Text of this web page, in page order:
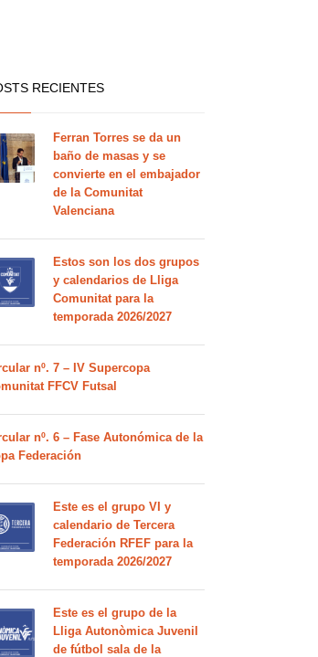
RECIENTES
Ferran Torres se da un
baño de masas y se
convierte en el embajador
de la Comunitat
Valenciana
Estos son los dos grupos
y calendarios de Lliga
Comunitat para la
temporada 2026/2027
nº. 7 – IV Supercopa
FFCV Futsal
nº. 6 – Fase Autonómica de la
Federación
Este es el grupo VI y
calendario de Tercera
Federación RFEF para la
temporada 2026/2027
Este es el grupo de la
Lliga Autonòmica Juvenil
de fútbol sala de la